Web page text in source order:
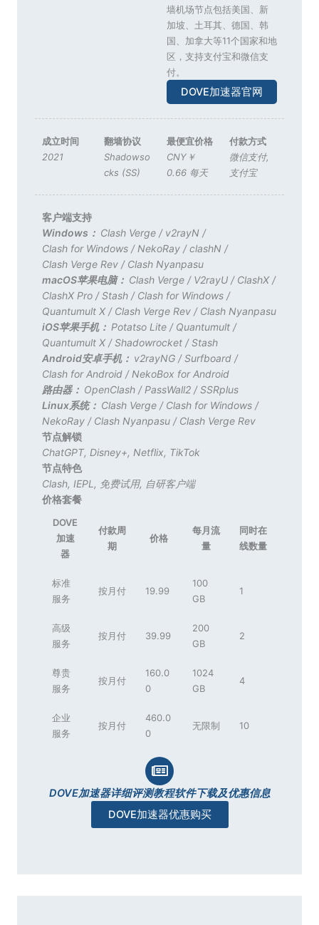
墙机场节点包括美国、新
加坡、土耳其、德国、韩
国、加拿大等11个国家和地
区，支持支付宝和微信支
付。
DOVE加速器官网
成立时间
2021
翻墙协议
Shadowso
cks (SS)
最便宜价格
CNY￥
0.66 每天
付款方式
微信支付,
支付宝
客户端支持
Windows： Clash Verge/ v2rayN/
Clash for Windows/ NekoRay/clashN/
Clash Verge Rev/ Clash Nyanpasu
macOS苹果电脑： Clash Verge/ V2rayU/ ClashX/
ClashX Pro/Stash/ Clash for Windows/
Quantumult X/ Clash Verge Rev/ Clash Nyanpasu
iOS苹果手机： Potatso Lite/ Quantumult/
Quantumult X/Shadowrocket/Stash
Android安卓手机： v2rayNG/Surfboard/
Clash for Android/ NekoBox for Android
路由器： OpenClash/ PassWall2/SSRplus
Linux系统： Clash Verge/ Clash for Windows/
NekoRay/ Clash Nyanpasu/ Clash Verge Rev
节点解锁
ChatGPT, Disney+, Netflix, TikTok
节点特色
Clash, IEPL , 免费试用, 自研客户端
价格套餐
DOVE
加速
器
付款周
期
价格
每月流
量
同时在
线数量
标准
服务
按月付 19.99
100
GB
1
高级
服务
按月付 39.99
200
GB
2
尊贵
服务
按月付
160.0
0
1024
GB
4
企业
服务
按月付
460.0
0
无限制 10
DOVE加速器详细评测教程软件下载及优惠信息
DOVE加速器优惠购买